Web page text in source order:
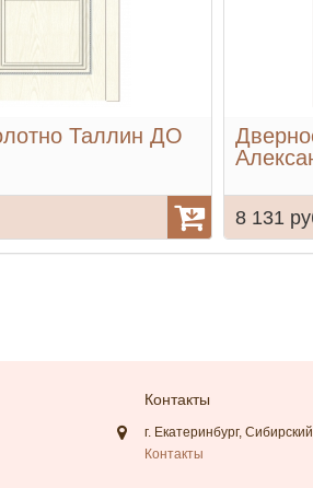
Таллин ДО
8 131
Контакты
г. Екатеринбург,
Контакты